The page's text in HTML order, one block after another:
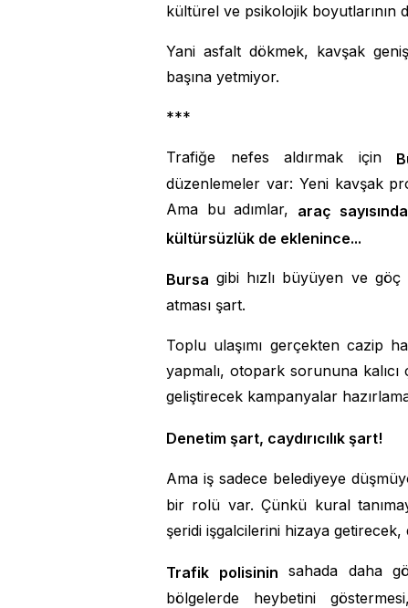
kültürel ve psikolojik boyutlarının
Yani asfalt dökmek, kavşak
başına yetmiyor.
***
Trafiğe nefes aldırmak için
düzenlemeler var: Yeni kavşak
Ama bu adımlar, araç
kültürsüzlük de eklenince...
Bursa gibi hızlı büyüyen ve
atması şart.
Toplu ulaşımı gerçekten cazip
yapmalı, otopark sorununa
geliştirecek kampanyalar
Denetim şart, caydırıcılık şart!
Ama iş sadece belediyeye
bir rolü var. Çünkü kural
şeridi işgalcilerini hizaya
Trafik polisinin sahada daha
bölgelerde heybetini